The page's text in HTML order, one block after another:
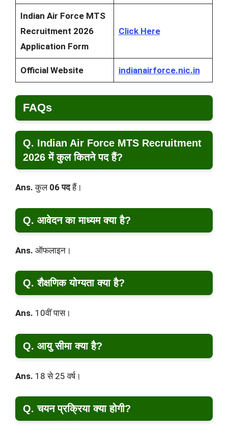
Indian Air Force MTS
Recruitment 2026
Application Form
Click Here
Official Website indianairforce.nic.in
FAQs
Q. Indian Air Force MTS Recruitment
2026 में कुल कितने पद हैं?
Ans. कुल 06 पदहैं।
Q. आवेदन का माध्यम क्या है?
Ans. ऑफलाइन।
Q. शैक्षणिक योग्यता क्या है?
Ans. 10वीं पास।
Q. आयु सीमा क्या है?
Ans. 18 से 25 वर्ष।
Q. चयन प्रक्रिया क्या होगी?